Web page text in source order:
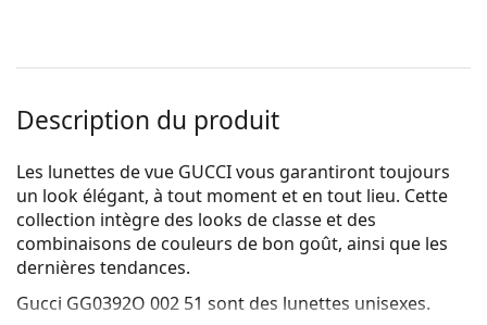
Description du produit
Les lunettes de vue GUCCI vous garantiront toujours
un look élégant, à tout moment et en tout lieu. Cette
collection intègre des looks de classe et des
combinaisons de couleurs de bon goût, ainsi que les
dernières tendances.
Gucci GG0392O 002 51 sont des lunettes unisexes.